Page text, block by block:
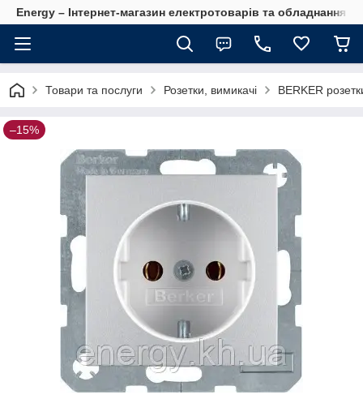
Energy – Інтернет-магазин електротоварів та обладнання
Товари та послуги Розетки, вимикачі BERKER
–15%